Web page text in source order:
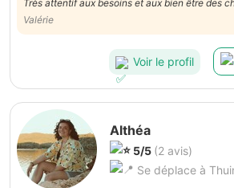
Très attentif aux besoins et aux bien être des
affectueux avec eux. Le grand jardin est
dégourdir les pattes de nos loulous qui ont
moment avec sa gentille petite King Charles
Valérie
Voir le profil
Althéa
5/5 (2 avis)
Se déplace à